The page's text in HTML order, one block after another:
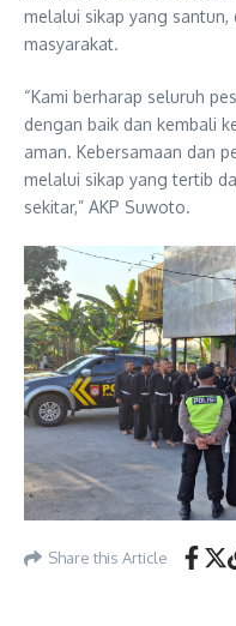
melalui sikap yang
masyarakat.
“Kami berharap seluruh
dengan baik dan kembali
aman. Kebersamaan dan
melalui sikap yang tertib
sekitar,” AKP Suwoto.
Share this Article